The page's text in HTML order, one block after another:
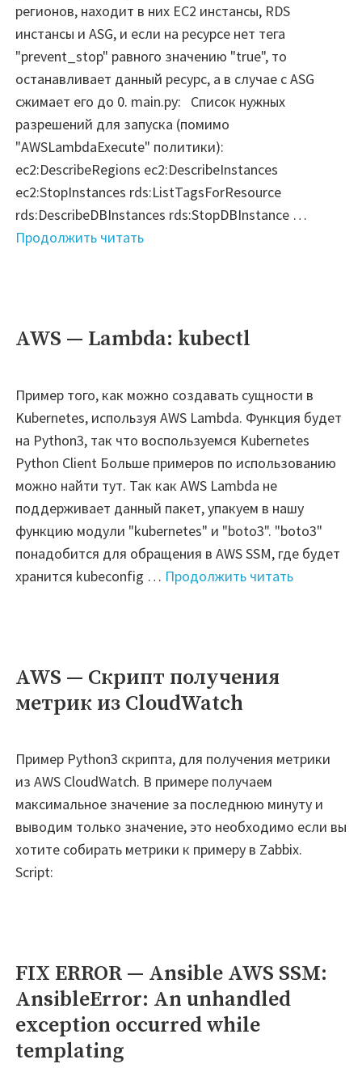
аккаунтов"
регионов, находит в них EC2 инстансы, RDS
инстансы и ASG, и если на ресурсе нет тега
"prevent_stop" равного значению "true", то
останавливает данный ресурс, а в случае с ASG
сжимает его до 0. main.py: Список нужных
разрешений для запуска (помимо
"AWSLambdaExecute" политики):
ec2:DescribeRegions ec2:DescribeInstances
ec2:StopInstances rds:ListTagsForResource
rds:DescribeDBInstances rds:StopDBInstance …
Продолжить читать"Lambda
EC2
инстансов,
инстансов
и
сдувания
ASG
во
всех
регионах"
AWS — Lambda: kubectl
Пример того, как можно создавать сущности в
Kubernetes, используя AWS Lambda. Функция будет
на Python3, так что воспользуемся Kubernetes
Python Client Больше примеров по использованию
можно найти тут. Так как AWS Lambda не
поддерживает данный пакет, упакуем в нашу
функцию модули "kubernetes" и "boto3". "boto3"
понадобится для обращения в AWS SSM, где будет
хранится kubeconfig … Продолжить читать"AWS
AWS — Скрипт получения
метрик из CloudWatch
Пример Python3 скрипта, для получения метрики
из AWS CloudWatch. В примере получаем
максимальное значение за последнюю минуту и
выводим только значение, это необходимо если вы
хотите собирать метрики к примеру в Zabbix.
Script:
FIX ERROR — Ansible AWS SSM:
AnsibleError: An unhandled
exception occurred while
templating